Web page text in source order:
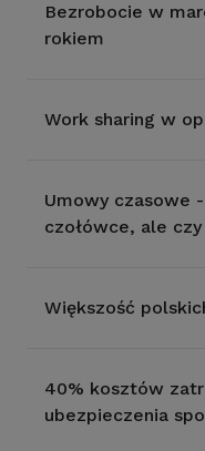
Bezrobocie w
rokiem
Work sharing w
Umowy czasowe
czołówce, ale czy
Większość
40% kosztów
ubezpieczenia